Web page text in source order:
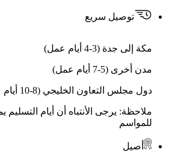
توصيل سريع
مكة إلى جدة (3-4 أيام عمل)
مدن أخرى (5-7 أيام عمل)
دول مجلس التعاون الخليجي (8-10 أيام عمل)
ملاحظة: يرجى الأنتباه أن أيام التسليم
للمواسم
أصيل